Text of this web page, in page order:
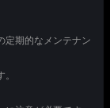
定期的なメンテナン